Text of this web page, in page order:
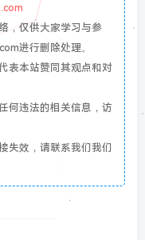
，仅供大家学习与参
进行删除处理。
表本站赞同其观点和对
何违法的相关信息，访
失效，请联系我们我们